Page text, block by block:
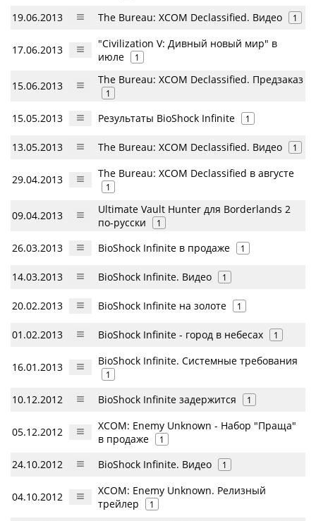
19.06.2013 The Bureau: XCOM Declassified. Видео 1
17.06.2013
"Civilization V: Дивный новый мир" в
июле
1
15.06.2013 The Bureau: XCOM Declassified. Предзаказ
1
15.05.2013 Результаты BioShock Infinite 1
13.05.2013 The Bureau: XCOM Declassified. Видео 1
29.04.2013 The Bureau: XCOM Declassified в августе
1
09.04.2013
Ultimate Vault Hunter для Borderlands 2
по-русски
1
26.03.2013 BioShock Infinite в продаже 1
14.03.2013 BioShock Infinite. Видео 1
20.02.2013 BioShock Infinite на золоте 1
01.02.2013 BioShock Infinite - город в небесах 1
16.01.2013 BioShock Infinite. Системные требования
1
10.12.2012 BioShock Infinite задержится 1
05.12.2012
XCOM: Enemy Unknown - Набор "Праща"
в продаже
1
24.10.2012 BioShock Infinite. Видео 1
04.10.2012
XCOM: Enemy Unknown. Релизный
трейлер
1